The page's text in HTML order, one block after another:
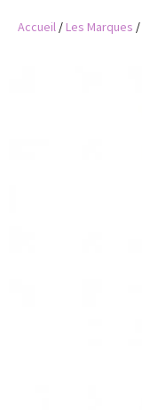
Accueil /Les Marques /